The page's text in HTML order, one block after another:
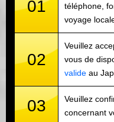
01
téléphone,
voyage
02
Veuillez
vous de
valide au
03
Veuillez
concernant